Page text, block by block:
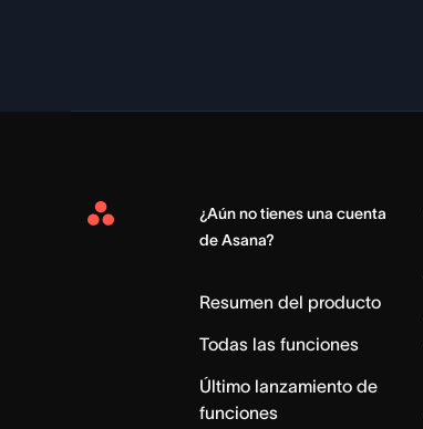
Asana
¿Aún no tienes una cuenta
de Asana?
Resumen del producto
Todas las funciones
Último lanzamiento de
funciones